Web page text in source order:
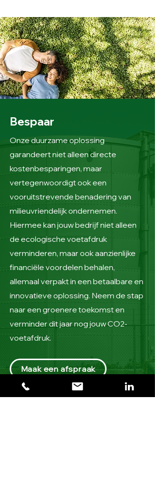
Bespaar
Onze duurzame oplossing
garandeert niet alleen directe
kostenbesparingen, maar
vertegenwoordigt ook een
vooruitstrevende benadering van
milieuvriendelijk ondernemen.
Hiermee kan jouw bedrijf niet alleen
de ecologische voetafdruk
verminderen, maar ook aanzienlijke
financiële voordelen behalen,
allemaal verpakt in een betaalbare en
innovatieve oplossing. Neem de stap
naar een groenere toekomst en
verminder dit jaar nog jouw CO2-
voetafdruk.
Maak een afspraak